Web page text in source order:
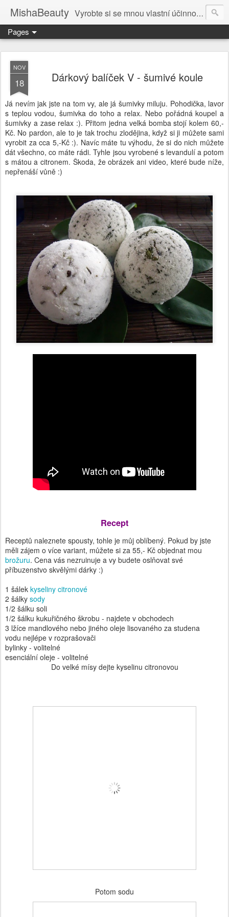
MishaBeauty Vyrobte si se mnou vlastní účinnou kosmetiku. Návody pre výrobu vlastnej kozmetiky.
Pages
NOV
18 Dárkový balíček V - šumivé koule
Já nevím jak jste na tom vy, ale já šumivky miluju. Pohodička, lavor
s teplou vodou, šumivka do toho a relax. Nebo pořádná koupel a
šumivky a zase relax :). Přitom jedna velká bomba stojí kolem 60,-
Kč. No pardon, ale to je tak trochu zlodějina, když si ji můžete sami
vyrobit za cca 5,-Kč :). Navíc máte tu výhodu, že si do nich můžete
dát všechno, co máte rádi. Tyhle jsou vyrobené s levandulí a potom
s mátou a citronem. Škoda, že obrázek ani video, které bude níže,
nepřenáší vůně :)
Recept
Receptů naleznete spousty, tohle je můj oblíbený. Pokud by jste
měli zájem o více variant, můžete si za 55,- Kč objednat mou
brožuru. Cena vás nezruinuje a vy budete oslňovat své
příbuzenstvo skvělými dárky :)
1 šálek kyseliny citronové
2 šálky sody
1/2 šálku soli
1/2 šálku kukuřičného škrobu - najdete v obchodech
3 lžíce mandlového nebo jiného oleje lisovaného za studena
vodu nejlépe v rozprašovači
bylinky - volitelné
esenciální oleje - volitelné
Do velké mísy dejte kyselinu citronovou
Potom sodu